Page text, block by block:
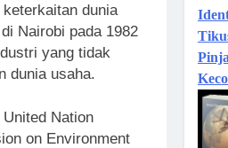
dunia
Nairobi pada 1982
yang tidak
dunia usaha.
Nation
on Environment